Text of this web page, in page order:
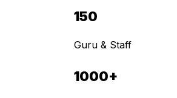
150
Guru & Staff
1000+